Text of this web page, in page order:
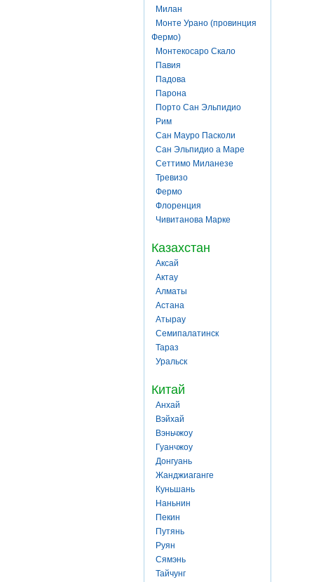
Милан
Монте Урано (провинция
Фермо)
Монтекосаро Скало
Павия
Падова
Парона
Порто Сан Эльпидио
Рим
Сан Мауро Пасколи
Сан Эльпидио а Маре
Сеттимо Миланезе
Тревизо
Фермо
Флоренция
Чивитанова Марке
Казахстан
Аксай
Актау
Алматы
Астана
Атырау
Семипалатинск
Тараз
Уральск
Китай
Анхай
Вэйхай
Вэньчжоу
Гуанчжоу
Донгуань
Жанджиаганге
Куньшань
Наньнин
Пекин
Путянь
Руян
Сямэнь
Тайчунг